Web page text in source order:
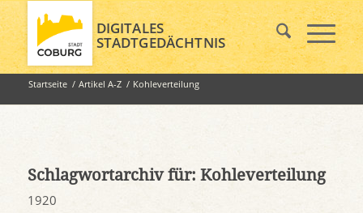
DIGITALES
STADTGEDÄCHTNIS
Startseite / Artikel A-Z / Kohleverteilung
Schlagwortarchiv für: Kohleverteilung
1920